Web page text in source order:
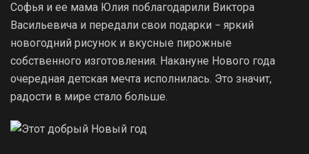
Софья и ее мама Юлия поблагодарили Виктора
Васильевича и передали свои подарки − яркий
новогодний рисунок и вкусные пирожные
собственного изготовления. Накануне Нового года
очередная детская мечта исполнилась. Это значит,
радости в мире стало больше.